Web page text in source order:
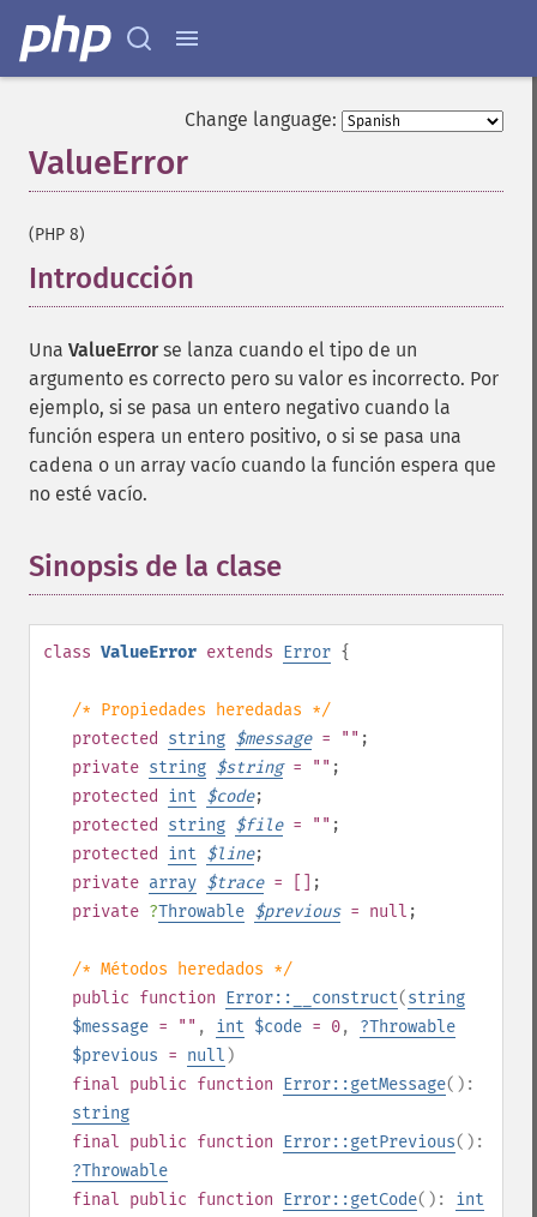
Change language:
ValueError
(PHP 8)
Introducción
Una ValueErrorse lanza cuando el tipo de un
argumento es correcto pero su valor es incorrecto. Por
ejemplo, si se pasa un entero negativo cuando la
función espera un entero positivo, o si se pasa una
cadena o un array vacío cuando la función espera que
no esté vacío.
Sinopsis de la clase
class ValueError extends Error {
/* Propiedades heredadas */
protected
string $message= "" ;
private string $string= "" ;
protected
int $code;
protected
string $file= "" ;
protected
int $line;
private array $trace= []
;
private ?Throwable $previous= null ;
/* Métodos heredados */
public function Error::__construct(string
$message = "" , int $code = 0, ?Throwable
$previous = null )
final public function Error::getMessage():
string
final public function Error::getPrevious():
?Throwable
final public function Error::getCode(): int